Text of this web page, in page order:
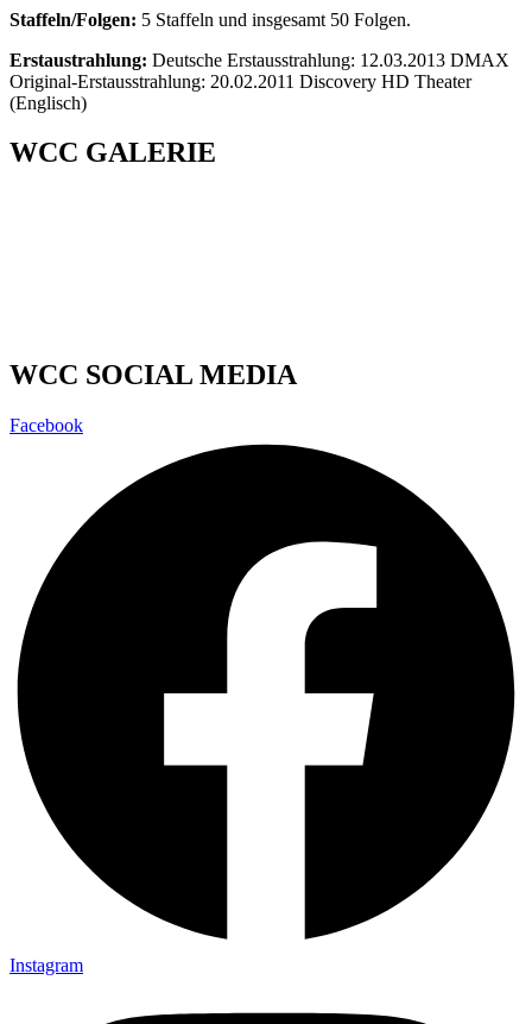
Staffeln/Folgen: 5 Staffeln und insgesamt 50 Folgen.
Erstaustrahlung: Deutsche Erstausstrahlung: 12.03.2013 DMAX
Original-Erstausstrahlung: 20.02.2011 Discovery HD Theater
(Englisch)
WCC GALERIE
WCC SOCIAL MEDIA
Facebook
Instagram